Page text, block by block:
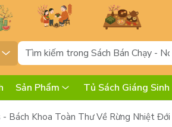
Sản Phẩm Tủ Sách Giáng Sinh
Bách Khoa Toàn Thư Về Rừng Nhiệt Đới